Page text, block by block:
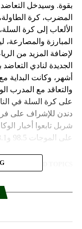
بقوة. وسيدخل
المضرب، كرة
الألعاب إلى كرة
لإضافة المزيد من
أشهر، وكانت البداية
والتعاقد مع المدرب
على كرة السلة في
دندن للإشراف على
شربل تابعوا أخبار
على الموجات 98.5 و98.1 و96.2 FM
دعا الى عدم